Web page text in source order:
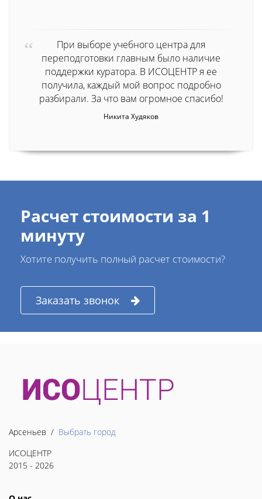
При выборе учебного центра для
переподготовки главным было наличие
поддержки куратора. В ИСОЦЕНТР я ее
получила, каждый мой вопрос подробно
разбирали. За что вам огромное спасибо!
Никита Худяков
Расчет стоимости за 1
минуту
Хотите получить полный расчет стоимости?
Заказать звонок
Арсеньев / Выбрать город
ИСОЦЕНТР
2015 - 2026